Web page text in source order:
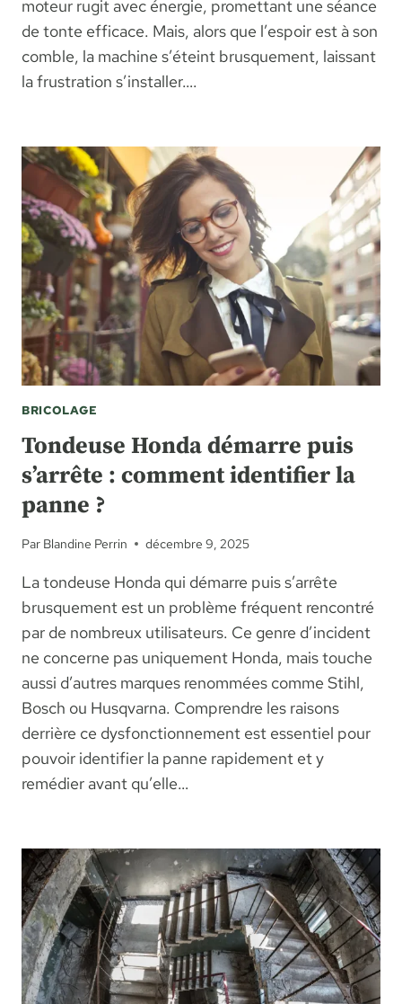
moteur rugit avec énergie, promettant une séance
de tonte efficace. Mais, alors que l’espoir est à son
comble, la machine s’éteint brusquement, laissant
la frustration s’installer….
BRICOLAGE
Tondeuse Honda démarre puis
s’arrête : comment identifier la
panne ?
Par Blandine Perrin décembre 9, 2025
La tondeuse Honda qui démarre puis s’arrête
brusquement est un problème fréquent rencontré
par de nombreux utilisateurs. Ce genre d’incident
ne concerne pas uniquement Honda, mais touche
aussi d’autres marques renommées comme Stihl,
Bosch ou Husqvarna. Comprendre les raisons
derrière ce dysfonctionnement est essentiel pour
pouvoir identifier la panne rapidement et y
remédier avant qu’elle…